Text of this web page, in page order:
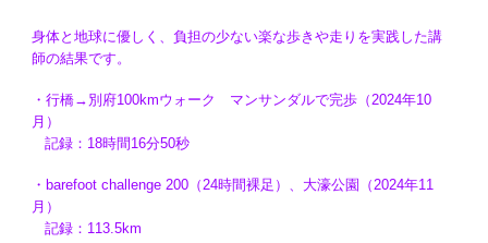
身体と地球に優しく、負担の少ない楽な歩きや走りを実践した講
師の結果です。
・行橋→別府100kmウォーク マンサンダルで完歩（2024年10
月）
記録：18時間16分50秒
・barefoot challenge 200（24時間裸足）、大濠公園（2024年11
月）
記録：113.5km